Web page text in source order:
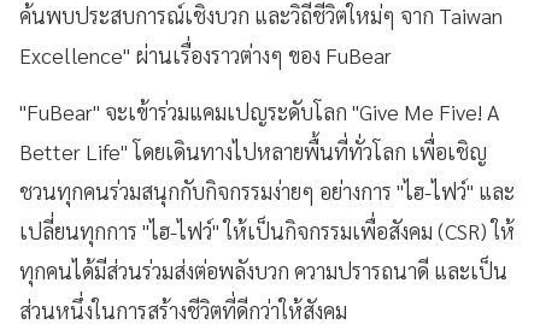
ค้นพบประสบการณ์เชิงบวก และวิถีชีวิตใหม่ๆ จาก Taiwan
Excellence" ผ่านเรื่องราวต่างๆ ของ FuBear
"FuBear" จะเข้าร่วมแคมเปญระดับโลก "Give Me Five! A
Better Life" โดยเดินทางไปหลายพื้นที่ทั่วโลก เพื่อเชิญ
ชวนทุกคนร่วมสนุกกับกิจกรรมง่ายๆ อย่างการ "ไฮ-ไฟว์" และ
เปลี่ยนทุกการ "ไฮ-ไฟว์" ให้เป็นกิจกรรมเพื่อสังคม (CSR) ให้
ทุกคนได้มีส่วนร่วมส่งต่อพลังบวก ความปรารถนาดี และเป็น
ส่วนหนึ่งในการสร้างชีวิตที่ดีกว่าให้สังคม